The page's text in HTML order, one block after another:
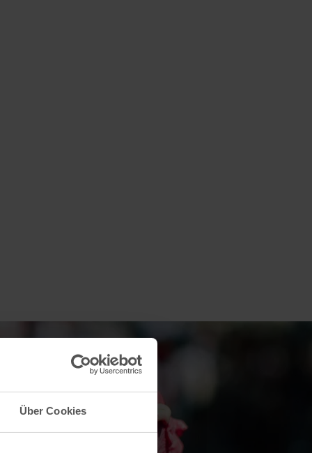
Über Cookies